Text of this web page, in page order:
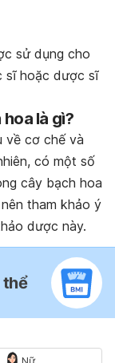
sử dụng cho
sĩ hoặc dược sĩ
là gì?
về cơ chế và
có một số
cây bạch hoa
tham khảo ý
dược này.
thể